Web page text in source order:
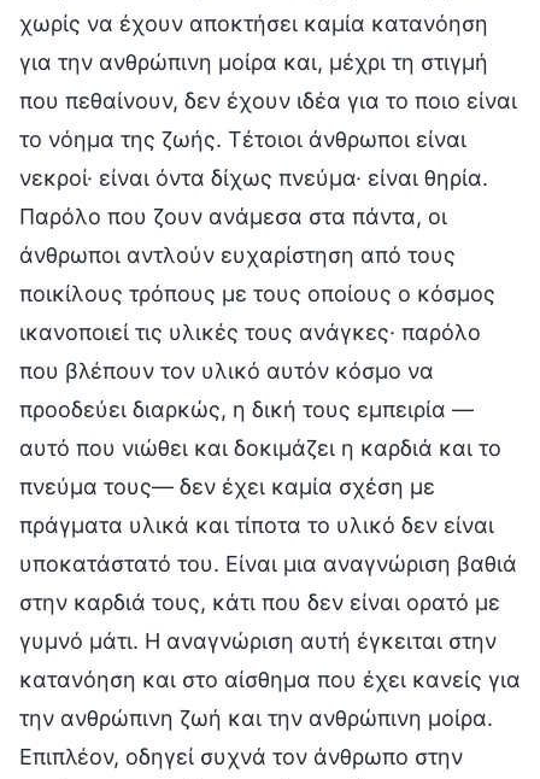
χωρίς να έχουν αποκτήσει καμία κατανόηση
για την ανθρώπινη μοίρα και, μέχρι τη στιγμή
που πεθαίνουν, δεν έχουν ιδέα για το ποιο είναι
το νόημα της ζωής. Τέτοιοι άνθρωποι είναι
νεκροί· είναι όντα δίχως πνεύμα· είναι θηρία.
Παρόλο που ζουν ανάμεσα στα πάντα, οι
άνθρωποι αντλούν ευχαρίστηση από τους
ποικίλους τρόπους με τους οποίους ο κόσμος
ικανοποιεί τις υλικές τους ανάγκες· παρόλο
που βλέπουν τον υλικό αυτόν κόσμο να
προοδεύει διαρκώς, η δική τους εμπειρία —
αυτό που νιώθει και δοκιμάζει η καρδιά και το
πνεύμα τους— δεν έχει καμία σχέση με
πράγματα υλικά και τίποτα το υλικό δεν είναι
υποκατάστατό του. Είναι μια αναγνώριση βαθιά
στην καρδιά τους, κάτι που δεν είναι ορατό με
γυμνό μάτι. Η αναγνώριση αυτή έγκειται στην
κατανόηση και στο αίσθημα που έχει κανείς για
την ανθρώπινη ζωή και την ανθρώπινη μοίρα.
Επιπλέον, οδηγεί συχνά τον άνθρωπο στην